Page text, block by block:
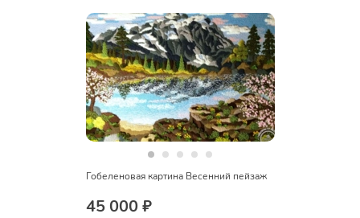
Гобеленовая картина Весенний пейзаж
45 000 ₽